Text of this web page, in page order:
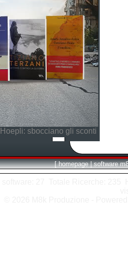
sbocciano gli sconti
[ homepage | software